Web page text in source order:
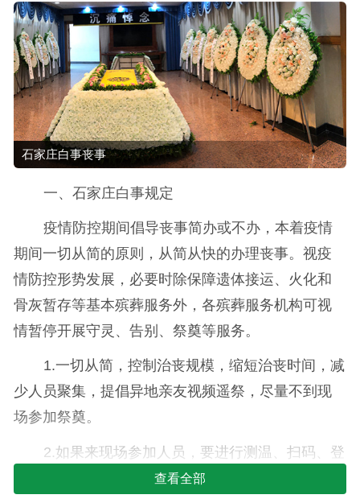
石家庄白事丧事
一、石家庄白事规定
疫情防控期间倡导丧事简办或不办，本着疫情
期间一切从简的原则，从简从快的办理丧事。视疫
情防控形势发展，必要时除保障遗体接运、火化和
骨灰暂存等基本殡葬服务外，各殡葬服务机构可视
情暂停开展守灵、告别、祭奠等服务。
1.一切从简，控制治丧规模，缩短治丧时间，减
少人员聚集，提倡异地亲友视频遥祭，尽量不到现
场参加祭奠。
2.如果来现场参加人员，要进行测温、扫码、登
记、佩戴口罩、保持1米距离等。
查看全部